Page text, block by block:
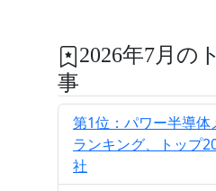
2026年7月の
事
第1位：パワー半導体
ランキング、トップ
社